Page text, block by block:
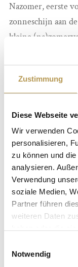
Zustimmung
Diese Webseite
Wir verwenden
personalisieren,
zu können und
analysieren.
Verwendung
soziale Medien,
Partner führen
weiteren Daten
Notwendig
Nazomer, eerste
zonneschijn aan
kleine
Overnachting
Herfstboeket
verwelkomen
2x 3-gangen
restaurant “Auf
Gebruik van de
Badjas en
Gratis
Gratis
Overnachtingen:
Prijs:vanaf